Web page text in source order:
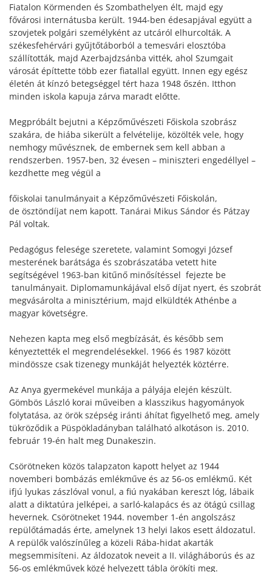
Fiatalon Körmenden és Szombathelyen élt, majd egy
fővárosi internátusba került. 1944-ben édesapjával együtt a
szovjetek polgári személyként az utcáról elhurcolták. A
székesfehérvári gyűjtőtáborból a temesvári elosztóba
szállították, majd Azerbajdzsánba vitték, ahol Szumgait
városát építtette több ezer fiatallal együtt. Innen egy egész
életén át kínzó betegséggel tért haza 1948 őszén. Itthon
minden iskola kapuja zárva maradt előtte.
Megpróbált bejutni a Képzőművészeti Főiskola szobrász
szakára, de hiába sikerült a felvételije, közölték vele, hogy
nemhogy művésznek, de embernek sem kell abban a
rendszerben. 1957-ben, 32 évesen – miniszteri engedéllyel –
kezdhette meg végül a
főiskolai tanulmányait a Képzőművészeti Főiskolán,
de ösztöndíjat nem kapott. Tanárai Mikus Sándor és Pátzay
Pál voltak.
Pedagógus felesége szeretete, valamint Somogyi József
mesterének barátsága és szobrászatába vetett hite
segítségével 1963-ban kitűnő minősítéssel fejezte be
tanulmányait. Diplomamunkájával első díjat nyert, és szobrát
megvásárolta a minisztérium, majd elküldték Athénbe a
magyar követségre.
Nehezen kapta meg első megbízását, és később sem
kényeztették el megrendelésekkel. 1966 és 1987 között
mindössze csak tizenegy munkáját helyezték köztérre.
Az Anya gyermekével munkája a pályája elején készült.
Gömbös László korai műveiben a klasszikus hagyományok
folytatása, az örök szépség iránti áhítat figyelhető meg, amely
tükröződik a Püspökladányban található alkotáson is. 2010.
február 19-én halt meg Dunakeszin.
Csörötneken közös talapzaton kapott helyet az 1944
novemberi bombázás emlékműve és az 56-os emlékmű. Két
ifjú lyukas zászlóval vonul, a fiú nyakában kereszt lóg, lábaik
alatt a diktatúra jelképei, a sarló-kalapács és az ötágú csillag
hevernek. Csörötneket 1944. november 1-én angolszász
repülőtámadás érte, amelynek 13 helyi lakos esett áldozatul.
A repülők valószínűleg a közeli Rába-hidat akarták
megsemmisíteni. Az áldozatok neveit a II. világháborús és az
56-os emlékművek közé helyezett tábla örökíti meg.